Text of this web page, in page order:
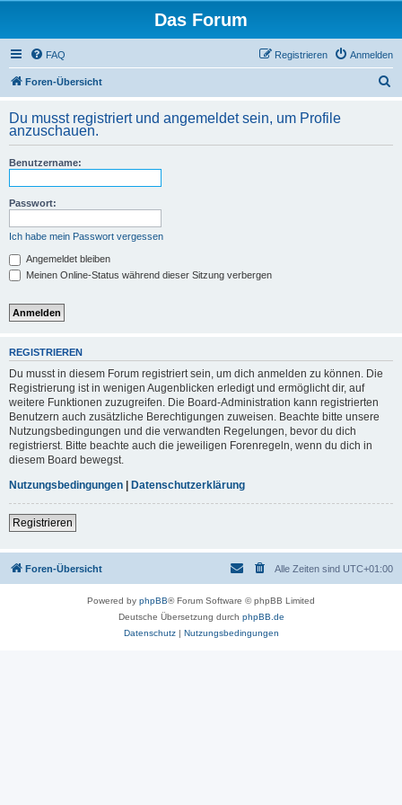
Das Forum
FAQ Anmelden
Registrieren
Foren-Übersicht
h
Du musst registriert und angemeldet sein, um Profile
anzuschauen.
Benutzername:
Passwort:
Ich habe mein Passwort vergessen
Angemeldet bleiben
Meinen Online-Status während dieser Sitzung verbergen
REGISTRIEREN
Du musst in diesem Forum registriert sein, um dich anmelden zu können. Die
Registrierung ist in wenigen Augenblicken erledigt und ermöglicht dir, auf
weitere Funktionen zuzugreifen. Die Board-Administration kann registrierten
Benutzern auch zusätzliche Berechtigungen zuweisen. Beachte bitte unsere
Nutzungsbedingungen und die verwandten Regelungen, bevor du dich
registrierst. Bitte beachte auch die jeweiligen Forenregeln, wenn du dich in
diesem Board bewegst.
Nutzungsbedingungen | Datenschutzerklärung
Registrieren
Foren-Übersicht Alle Zeiten sind UTC+01:00
Powered by phpBB® Forum Software © phpBB Limited
Deutsche Übersetzung durch phpBB.de
Datenschutz| Nutzungsbedingungen